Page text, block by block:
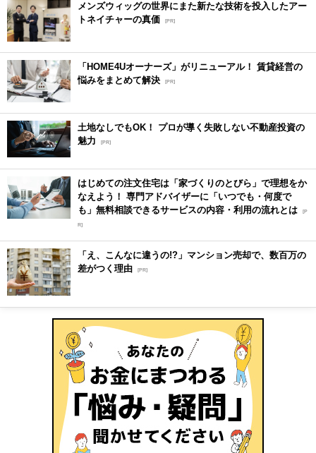
メンズウィッグの世界にまた新たな技術を投入したアー
トネイチャーの真価 [PR]
「HOME4Uオーナーズ」がリニューアル！ 賃貸経営の
悩みをまとめて解決 [PR]
土地なしでもOK！ プロが導く失敗しない不動産投資の
魅力
[PR]
はじめての注文住宅は「家づくりのとびら」で理想をか
なえよう！ 専門アドバイザーに「いつでも・何度で
も」無料相談できるサービスの内容・利用の流れとは [P
R]
「え、こんなに違うの!?」マンション売却で、数百万の
差がつく理由 [PR]